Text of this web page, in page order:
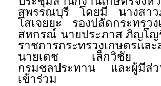
สุพรรณบุรี โดยมี นางสาว
โสเจยยะ รองปลัดกระทรวง
สหกรณ์ นายประภาส ภิญโญ
ราชการกระทรวงเกษตรแล
นายเดช เล็กวิชัย ร
กรมชลประทาน และผู้มีส่ว
เข้าร่วม